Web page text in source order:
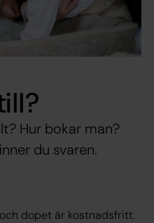
Hur bokar man?
du svaren.
dopet är kostnadsfritt.